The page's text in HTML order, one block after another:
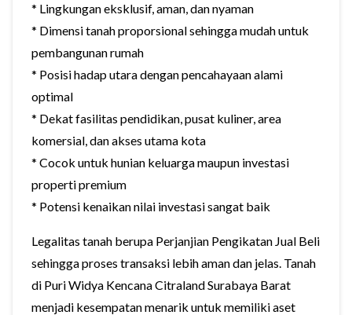
* Lingkungan eksklusif, aman, dan nyaman
* Dimensi tanah proporsional sehingga mudah untuk
pembangunan rumah
* Posisi hadap utara dengan pencahayaan alami
optimal
* Dekat fasilitas pendidikan, pusat kuliner, area
komersial, dan akses utama kota
* Cocok untuk hunian keluarga maupun investasi
properti premium
* Potensi kenaikan nilai investasi sangat baik
Legalitas tanah berupa Perjanjian Pengikatan Jual Beli
sehingga proses transaksi lebih aman dan jelas. Tanah
di Puri Widya Kencana Citraland Surabaya Barat
menjadi kesempatan menarik untuk memiliki aset